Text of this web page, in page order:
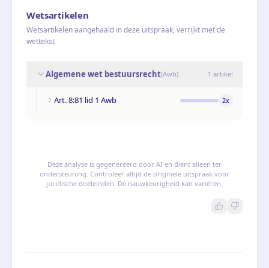
Wetsartikelen
Wetsartikelen aangehaald in deze uitspraak, verrijkt met de
wettekst
Algemene wet bestuursrecht(Awb) 1 artikel
Art. 8:81 lid 1 Awb 2x
Deze analyse is gegenereerd door AI en dient alleen ter
ondersteuning. Controleer altijd de originele uitspraak voor
juridische doeleinden. De nauwkeurigheid kan variëren.